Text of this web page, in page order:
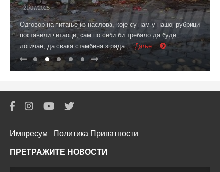
- 21/07/2025
Одговор на питање из наслова, које су нам у нашој рубрици
поставили читаоци, сам по себи би требало да буде
логичан, да свака стамбена зграда ... Даље...
Импресум Политика Приватности
ПРЕТРАЖИТЕ НОВОСТИ